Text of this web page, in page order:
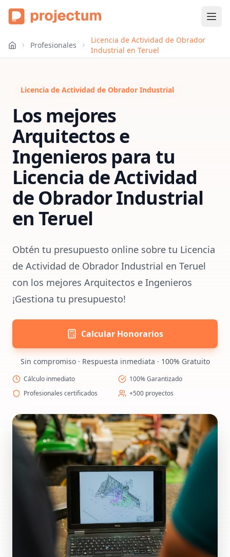
Profesionales
Licencia de Actividad de Obrador
Industrial en Teruel
Licencia de Actividad de Obrador Industrial
Los mejores
Arquitectos e
Ingenieros para tu
Licencia de Actividad
de Obrador Industrial
enTeruel
Obtén tu presupuesto online sobre tu Licencia
de Actividad de Obrador Industrial en Teruel
con los mejores Arquitectos e Ingenieros
¡Gestiona tu presupuesto!
Calcular Honorarios
Sin compromiso · Respuesta inmediata · 100% Gratuito
Cálculo inmediato
100% Garantizado
Profesionales certificados
+500 proyectos